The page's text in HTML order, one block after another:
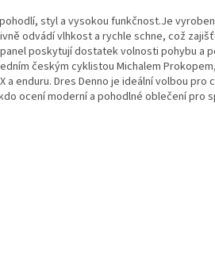
styl a vysokou funkčnost.Je
odvádí vlhkost a rychle schne, což
poskytují dostatek volnosti pohybu a
českým cyklistou Michalem
enduru. Dres Denno je ideální volbou pro
ocení moderní a pohodlné oblečení pro